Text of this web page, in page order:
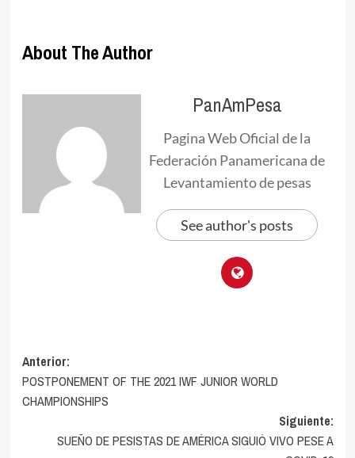
About The Author
PanAmPesa
Pagina Web Oficial de la
Federación Panamericana de
Levantamiento de pesas
See author's posts
Navegación
de
entradas
Anterior:
POSTPONEMENT OF THE 2021 IWF JUNIOR WORLD
CHAMPIONSHIPS
Siguiente:
SUEÑO DE PESISTAS DE AMÉRICA SIGUIÓ VIVO PESE A